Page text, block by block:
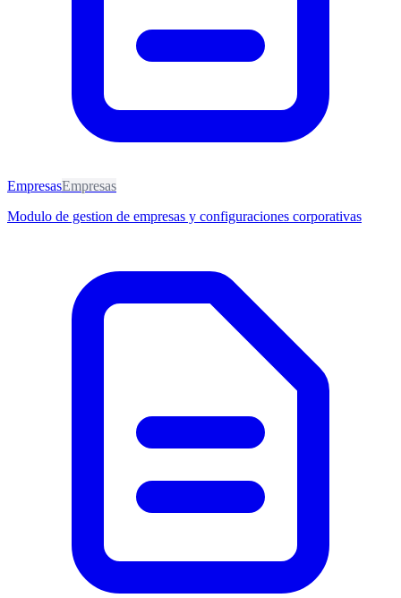
EmpresasEmpresas
Modulo de gestion de empresas y configuraciones corporativas